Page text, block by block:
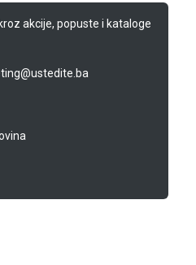
akcije, popuste i kataloge